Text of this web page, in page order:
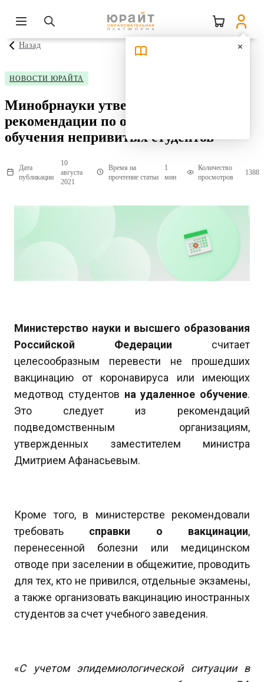
Назад
НОВОСТИ ЮРАЙТА
Минобрнауки утвердило
рекомендации по организации
обучения непривитых студентов
Дата
публикации
10
августа
2021
Время на
прочтение статьи
1
мин
Количество
просмотров
1388
Министерство науки и высшего образования
Российской Федерации считает
целесообразным перевести не прошедших
вакцинацию от коронавируса или имеющих
медотвод студентов на удаленное обучение.
Это следует из рекомендаций
подведомственным организациям,
утвержденных заместителем министра
Дмитрием Афанасьевым.
Кроме того, в министерстве рекомендовали
требовать справки о вакцинации,
перенесенной болезни или медицинском
отводе при заселении в общежитие, проводить
для тех, кто не привился, отдельные экзамены,
а также организовать вакцинацию иностранных
студентов за счет учебного заведения.
«С учетом эпидемиологической ситуации в